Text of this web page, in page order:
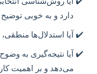
دارد و به خوبی
آیا استدلال‌ها
آیا نتیجه‌گیری به
می‌دهد و بر اهمیت